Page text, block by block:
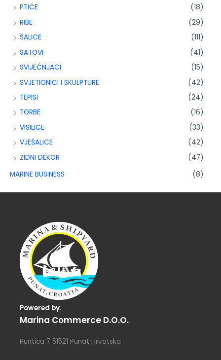
PTICE
(18)
RIBE
(29)
ŠALICE
(111)
SATOVI
(41)
SVIJEĆNJACI
(15)
SVJETIONICI I SKULPTURE
(42)
TEPISI
(24)
TORBE
(16)
VISILICE
(33)
VJEŠALICE
(42)
ZIDNI DEKOR
(47)
MARINE BUSINESS
(8)
Powered by.
Marina Commerce D.o.o.
Puntica 7 51521 Punat Hrvatska